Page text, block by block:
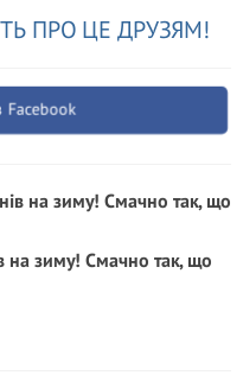
ПРО ЦЕ ДРУЗЯМ!
Facebook
на зиму! Смачно так, що